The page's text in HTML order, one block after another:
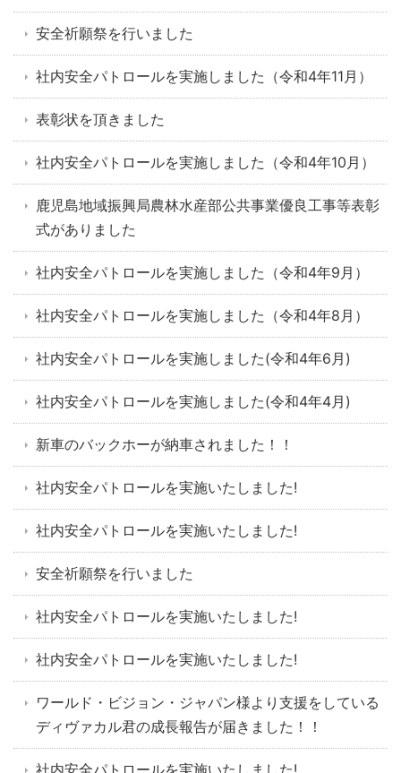
安全祈願祭を行いました
社内安全パトロールを実施しました（令和4年11月）
表彰状を頂きました
社内安全パトロールを実施しました（令和4年10月）
鹿児島地域振興局農林水産部公共事業優良工事等表彰
式がありました
社内安全パトロールを実施しました（令和4年9月）
社内安全パトロールを実施しました（令和4年8月）
社内安全パトロールを実施しました(令和4年6月)
社内安全パトロールを実施しました(令和4年4月)
新車のバックホーが納車されました！！
社内安全パトロールを実施いたしました!
社内安全パトロールを実施いたしました!
安全祈願祭を行いました
社内安全パトロールを実施いたしました!
社内安全パトロールを実施いたしました!
ワールド・ビジョン・ジャパン様より支援をしている
ディヴァカル君の成長報告が届きました！！
社内安全パトロールを実施いたしました!